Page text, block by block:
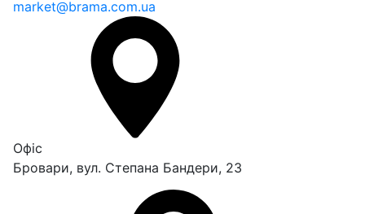
market@brama.com.ua
Офіс
Бровари, вул. Степана Бандери, 23